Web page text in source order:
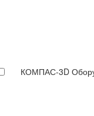
КОМПАС-3D